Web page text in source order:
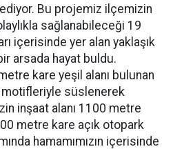
Bu projemiz ilçemizin
sağlanabileceği 19
içerisinde yer alan yaklaşık
arsada hayat buldu.
kare yeşil alanı bulunan
motifleriyle süslenerek
inşaat alanı 1100 metre
metre kare açık otopark
hamamımızın içerisinde